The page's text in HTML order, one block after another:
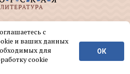
занимается изданием и
на морскую тематику.
2004 — 2026 г.
с
и ваших данных
для
cookie
ОК